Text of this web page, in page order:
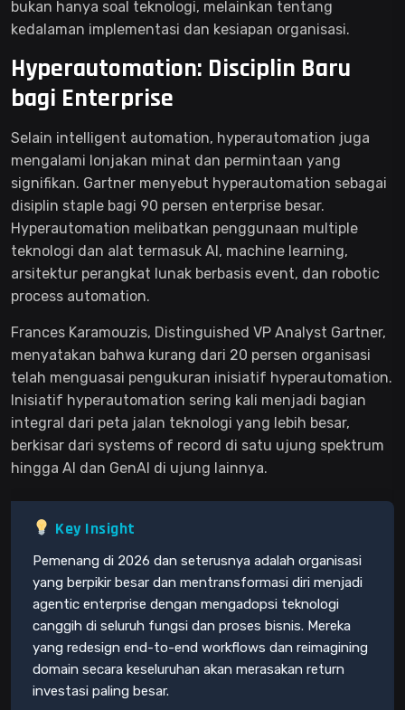
bukan hanya soal teknologi, melainkan tentang
kedalaman implementasi dan kesiapan organisasi.
Hyperautomation: Disciplin Baru
bagi Enterprise
Selain intelligent automation, hyperautomation juga
mengalami lonjakan minat dan permintaan yang
signifikan. Gartner menyebut hyperautomation sebagai
disiplin staple bagi 90 persen enterprise besar.
Hyperautomation melibatkan penggunaan multiple
teknologi dan alat termasuk AI, machine learning,
arsitektur perangkat lunak berbasis event, dan robotic
process automation.
Frances Karamouzis, Distinguished VP Analyst Gartner,
menyatakan bahwa kurang dari 20 persen organisasi
telah menguasai pengukuran inisiatif hyperautomation.
Inisiatif hyperautomation sering kali menjadi bagian
integral dari peta jalan teknologi yang lebih besar,
berkisar dari systems of record di satu ujung spektrum
hingga AI dan GenAI di ujung lainnya.
Key Insight
Pemenang di 2026 dan seterusnya adalah organisasi
yang berpikir besar dan mentransformasi diri menjadi
agentic enterprise dengan mengadopsi teknologi
canggih di seluruh fungsi dan proses bisnis. Mereka
yang redesign end-to-end workflows dan reimagining
domain secara keseluruhan akan merasakan return
investasi paling besar.